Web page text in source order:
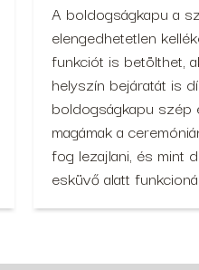
A boldogságkapu a
elengedhetetlen
funkciót is betölthet,
helyszín bejáratát
boldogságkapu szép
magámak a
fog lezajlani, és mint
esküvő alatt